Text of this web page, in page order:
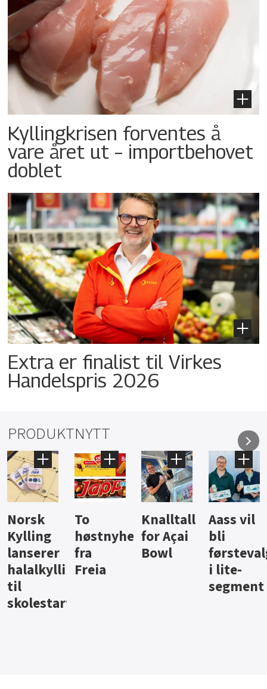
Kyllingkrisen forventes å
vare året ut – importbehovet
doblet
Extra er finalist til Virkes
Handelspris 2026
PRODUKTNYTT
Knalltall
for Açai
Bowl
Aass vil
bli
førstevalg
i lite-
Brus og
jus fra
Berentsen
Hard
iste fra
Hansa